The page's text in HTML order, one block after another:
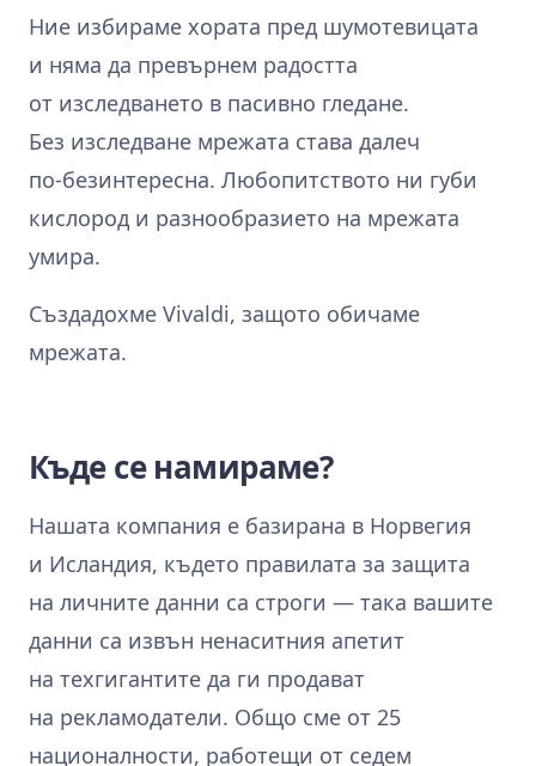
Ние избираме хората пред шумотевицата
и няма да превърнем радостта
от изследването в пасивно гледане.
Без изследване мрежата става далеч
по‑безинтересна. Любопитството ни губи
кислород и разнообразието на мрежата
умира.
Създадохме Vivaldi, защото обичаме
мрежата.
Къде се намираме?
Нашата компания е базирана в Норвегия
и Исландия, където правилата за защита
на личните данни са строги — така вашите
данни са извън ненаситния апетит
на техгигантите да ги продават
на рекламодатели. Общо сме от 25
националности, работещи от седем